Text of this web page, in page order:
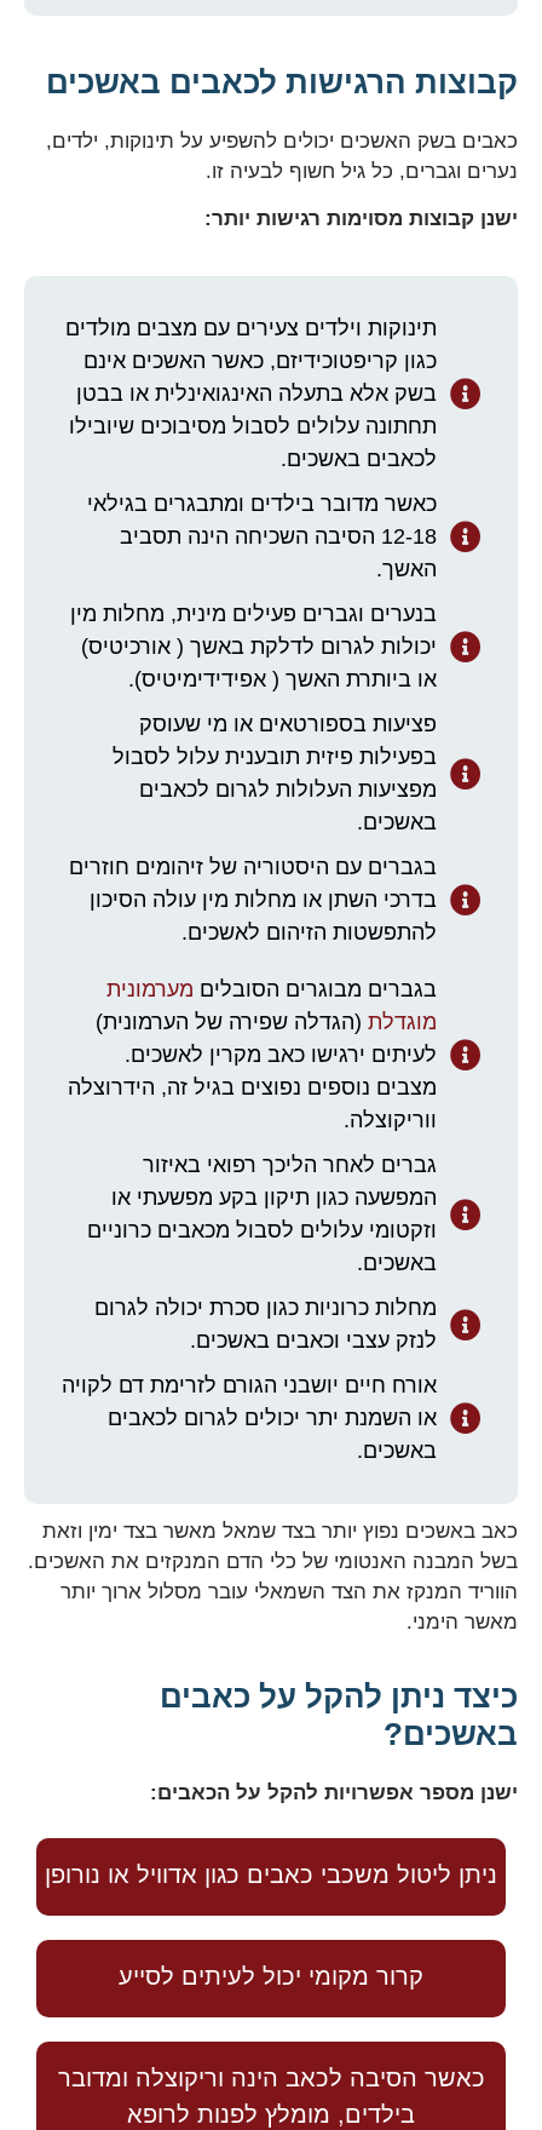
קבוצות הרגישות לכאבים באשכים
כאבים בשק האשכים יכולים להשפיע על תינוקות, ילדים,
נערים וגברים, כל גיל חשוף לבעיה זו.
ישנן קבוצות מסוימות רגישות יותר:
תינוקות וילדים צעירים עם מצבים מולדים
כגון קריפטוכידיזם, כאשר האשכים אינם
בשק אלא בתעלה האינגואינלית או בבטן
תחתונה עלולים לסבול מסיבוכים שיובילו
לכאבים באשכים.
כאשר מדובר בילדים ומתבגרים בגילאי
12-18 הסיבה השכיחה הינה תסביב
האשך.
בנערים וגברים פעילים מינית, מחלות מין
יכולות לגרום לדלקת באשך ( אורכיטיס)
או ביותרת האשך ( אפידידימיטיס).
פציעות בספורטאים או מי שעוסק
בפעילות פיזית תובענית עלול לסבול
מפציעות העלולות לגרום לכאבים
באשכים.
בגברים עם היסטוריה של זיהומים חוזרים
בדרכי השתן או מחלות מין עולה הסיכון
להתפשטות הזיהום לאשכים.
בגברים מבוגרים הסובלים מערמונית
מוגדלת (הגדלה שפירה של הערמונית)
לעיתים ירגישו כאב מקרין לאשכים.
מצבים נוספים נפוצים בגיל זה, הידרוצלה
ווריקוצלה.
גברים לאחר הליכך רפואי באיזור
המפשעה כגון תיקון בקע מפשעתי או
וזקטומי עלולים לסבול מכאבים כרוניים
באשכים.
מחלות כרוניות כגון סכרת יכולה לגרום
לנזק עצבי וכאבים באשכים.
אורח חיים יושבני הגורם לזרימת דם לקויה
או השמנת יתר יכולים לגרום לכאבים
באשכים.
כאב באשכים נפוץ יותר בצד שמאל מאשר בצד ימין וזאת
בשל המבנה האנטומי של כלי הדם המנקזים את האשכים.
הווריד המנקז את הצד השמאלי עובר מסלול ארוך יותר
מאשר הימני.
כיצד ניתן להקל על כאבים
באשכים?
ישנן מספר אפשרויות להקל על הכאבים:
ניתן ליטול משכבי כאבים כגון אדוויל או נורופן
קרור מקומי יכול לעיתים לסייע
כאשר הסיבה לכאב הינה וריקוצלה ומדובר
בילדים, מומלץ לפנות לרופא